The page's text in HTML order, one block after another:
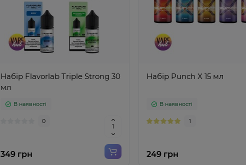
Набір Flavorlab Triple Strong 30
мл
В наявності
0
349 грн
Набір Punch X 15 мл
В наявності
1
249 грн